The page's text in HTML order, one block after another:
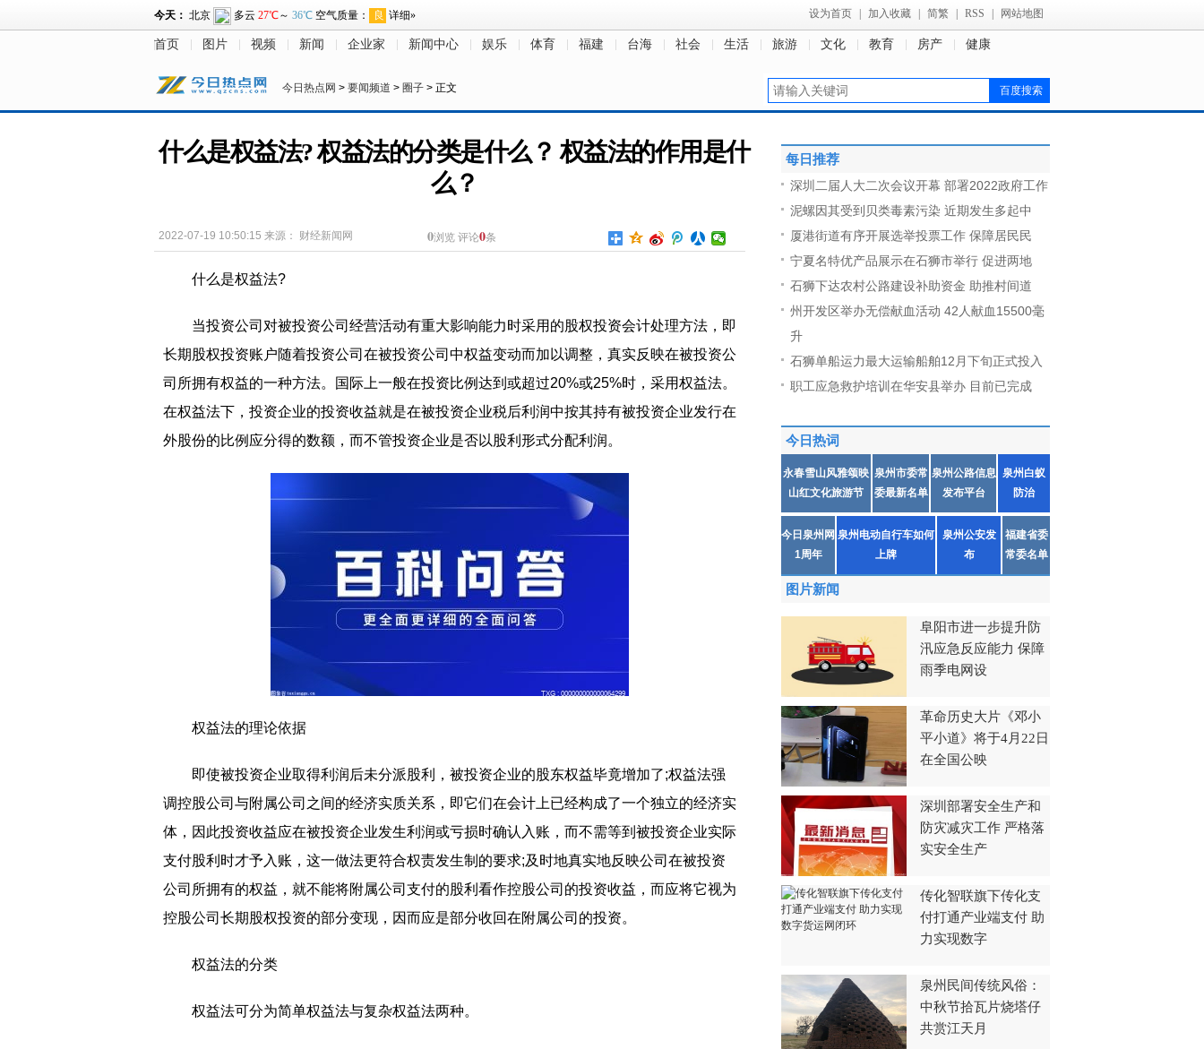
设为首页 加入收藏 简繁 RSS 网站地图
首页 图片 视频 新闻 企业家 新闻中心 娱乐 体育 福建 台海 社会 生活 旅游 文化 教育 房产 健康
今日热点网 > 要闻频道 > 圈子 > 正文
什么是权益法? 权益法的分类是什么？ 权益法的作用是什
么？
2022-07-19 10:50:15 来源： 财经新闻网 0浏览 评论0条
什么是权益法?
当投资公司对被投资公司经营活动有重大影响能力时采用的股权投资会计处理方法，即
长期股权投资账户随着投资公司在被投资公司中权益变动而加以调整，真实反映在被投资公
司所拥有权益的一种方法。国际上一般在投资比例达到或超过20%或25%时，采用权益法。
在权益法下，投资企业的投资收益就是在被投资企业税后利润中按其持有被投资企业发行在
外股份的比例应分得的数额，而不管投资企业是否以股利形式分配利润。
权益法的理论依据
即使被投资企业取得利润后未分派股利，被投资企业的股东权益毕竟增加了;权益法强
调控股公司与附属公司之间的经济实质关系，即它们在会计上已经构成了一个独立的经济实
体，因此投资收益应在被投资企业发生利润或亏损时确认入账，而不需等到被投资企业实际
支付股利时才予入账，这一做法更符合权责发生制的要求;及时地真实地反映公司在被投资
公司所拥有的权益，就不能将附属公司支付的股利看作控股公司的投资收益，而应将它视为
控股公司长期股权投资的部分变现，因而应是部分收回在附属公司的投资。
权益法的分类
权益法可分为简单权益法与复杂权益法两种。
每日推荐
深圳二届人大二次会议开幕 部署2022政府工作
泥螺因其受到贝类毒素污染 近期发生多起中
厦港街道有序开展选举投票工作 保障居民民
宁夏名特优产品展示在石狮市举行 促进两地
石狮下达农村公路建设补助资金 助推村间道
州开发区举办无偿献血活动 42人献血15500毫
升
石狮单船运力最大运输船舶12月下旬正式投入
职工应急救护培训在华安县举办 目前已完成
今日热词
永春雪山风雅颂映
山红文化旅游节
泉州市委常
委最新名单
泉州公路信息
发布平台
泉州白蚁
防治
今日泉州网
1周年
泉州电动自行车如何
上牌
泉州公安发
布
福建省委
常委名单
图片新闻
阜阳市进一步提升防
汛应急反应能力 保障
雨季电网设
革命历史大片《邓小
平小道》将于4月22日
在全国公映
深圳部署安全生产和
防灾减灾工作 严格落
实安全生产
传化智联旗下传化支
付打通产业端支付 助
力实现数字
泉州民间传统风俗：
中秋节拾瓦片烧塔仔
共赏江天月